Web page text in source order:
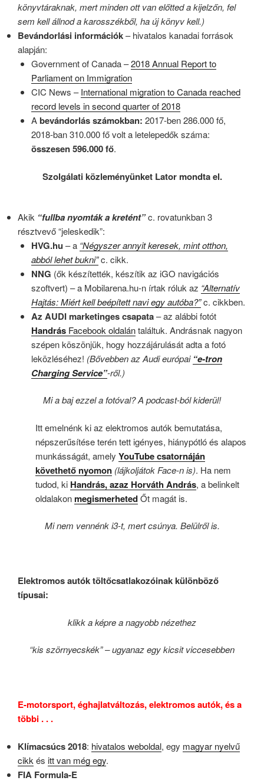
könyvtáraknak, mert minden ott van előtted a kijelzőn, fel
sem kell állnod a karosszékből, ha új könyv kell.)
Bevándorlási információk– hivatalos kanadai források
alapján:
Government of Canada –2018 Annual Report to
Parliament on Immigration
CIC News –International migration to Canada reached
record levels in second quarter of 2018
Abevándorlás számokban: 2017-ben 286.000 fő,
2018-ban 310.000 fő volt a letelepedők száma:
összesen 596.000 fő.
Szolgálati közleményünket Lator mondta el.
Akik “fullba nyomták a kretént”c. rovatunkban 3
résztvevő “jeleskedik”:
HVG.hu – a “Négyszer annyit keresek, mint otthon,
abból lehet bukni”c. cikk.
NNG (ők készítették, készítik az iGO navigációs
szoftvert) – a Mobilarena.hu-n írtak róluk az “Alternatív
Hajtás: Miért kell beépített navi egy autóba?”c. cikkben.
Az AUDI marketinges csapata– az alábbi fotót
HandrásFacebook oldalántaláltuk. Andrásnak nagyon
szépen köszönjük, hogy hozzájárulását adta a fotó
leközléséhez! (Bővebben az Audi európai “e-tron
Charging Service”-ről.)
Mi a baj ezzel a fotóval? A podcast-ból kiderül!
Itt emelnénk ki az elektromos autók bemutatása,
népszerűsítése terén tett igényes, hiánypótló és alapos
munkásságát, amely YouTube csatornáján
követhető nyomon (lájkoljátok Face-n is). Ha nem
tudod, ki Handrás, azaz Horváth András, a belinkelt
oldalakonmegismerhetedŐt magát is.
Mi nem vennénk i3-t, mert csúnya. Belülről is.
Elektromos autók töltőcsatlakozóinak különböző
típusai:
klikk a képre a nagyobb nézethez
“kis szörnyecskék” – ugyanaz egy kicsit viccesebben
E-motorsport, éghajlatváltozás, elektromos autók, és a
többi . . .
Klímacsúcs 2018: hivatalos weboldal, egy magyar nyelvű
cikk és itt van még egy.
FIA Formula-E